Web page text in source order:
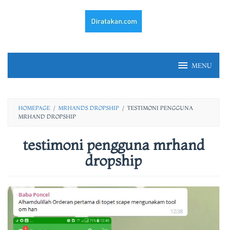
MENU
HOMEPAGE / MRHANDS DROPSHIP / TESTIMONI PENGGUNA
MRHAND DROPSHIP
testimoni pengguna mrhand
dropship
fery
irawan
Posted
23/02/2021